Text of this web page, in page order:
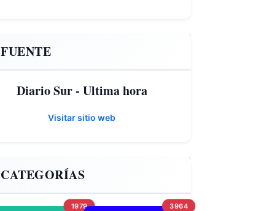
FUENTE
Diario Sur - Ultima hora
Visitar sitio web
CATEGORÍAS
1979 3964